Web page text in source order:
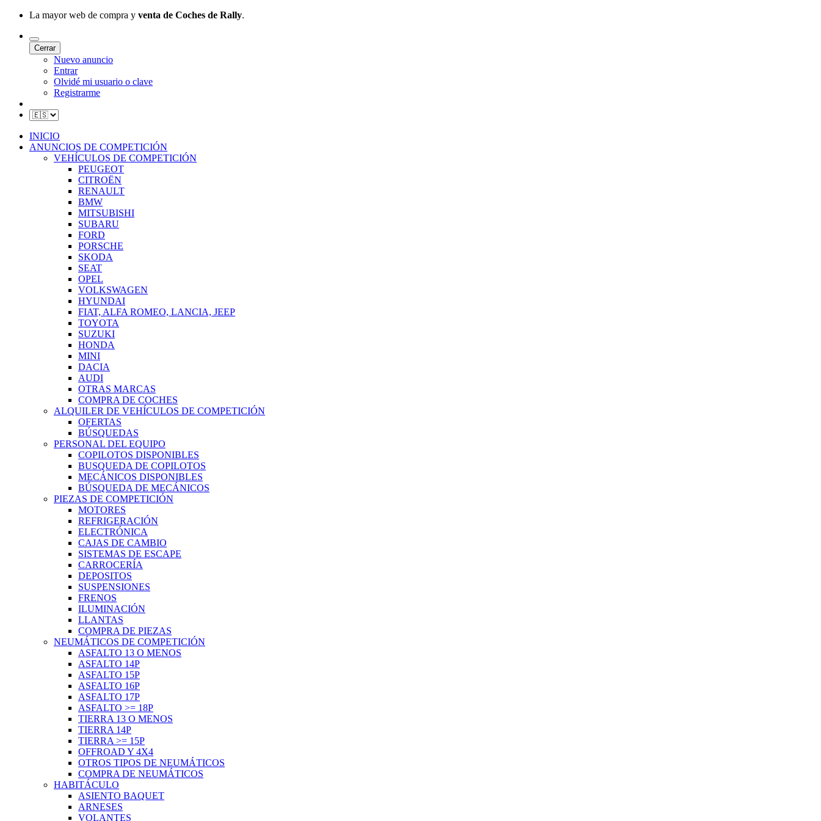
La mayor web de compra y venta de Coches de Rally.
Cerrar
Nuevo anuncio
Entrar
Olvidé mi usuario o clave
Registrarme
INICIO
ANUNCIOS DE COMPETICIÓN
VEHÍCULOS DE COMPETICIÓN
PEUGEOT
CITROËN
RENAULT
BMW
MITSUBISHI
SUBARU
FORD
PORSCHE
SKODA
SEAT
OPEL
VOLKSWAGEN
HYUNDAI
FIAT, ALFA ROMEO, LANCIA, JEEP
TOYOTA
SUZUKI
HONDA
MINI
DACIA
AUDI
OTRAS MARCAS
COMPRA DE COCHES
ALQUILER DE VEHÍCULOS DE COMPETICIÓN
OFERTAS
BÚSQUEDAS
PERSONAL DEL EQUIPO
COPILOTOS DISPONIBLES
BUSQUEDA DE COPILOTOS
MECÁNICOS DISPONIBLES
BÚSQUEDA DE MECÁNICOS
PIEZAS DE COMPETICIÓN
MOTORES
REFRIGERACIÓN
ELECTRÓNICA
CAJAS DE CAMBIO
SISTEMAS DE ESCAPE
CARROCERÍA
DEPOSITOS
SUSPENSIONES
FRENOS
ILUMINACIÓN
LLANTAS
COMPRA DE PIEZAS
NEUMÁTICOS DE COMPETICIÓN
ASFALTO 13 O MENOS
ASFALTO 14P
ASFALTO 15P
ASFALTO 16P
ASFALTO 17P
ASFALTO >= 18P
TIERRA 13 O MENOS
TIERRA 14P
TIERRA >= 15P
OFFROAD Y 4X4
OTROS TIPOS DE NEUMÁTICOS
COMPRA DE NEUMÁTICOS
HABITÁCULO
ASIENTO BAQUET
ARNESES
VOLANTES